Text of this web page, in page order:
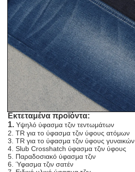
Εκτεταμένα προϊόντα:
1. Υψηλό ύφασμα τζιν τεντωμάτων
2. TR για το ύφασμα τζιν ύφους ατόμων
3. TR για το ύφασμα τζιν ύφους γυναικών
4. Slub Crosshatch ύφασμα τζιν ύφους
5. Παραδοσιακό ύφασμα τζιν
6. Ύφασμα τζιν σατέν